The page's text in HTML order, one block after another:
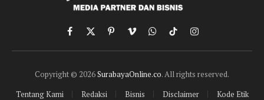
Facebook
X
(Twitter)
PinterestVimeoWhatsApp
TikTokInstagram
Copyright © 2026SurabayaOnline.co. All rights reserved.
Tentang Kami
Redaksi Bisnis Disclaimer Kode Etik